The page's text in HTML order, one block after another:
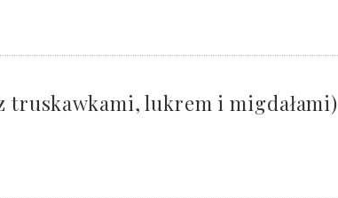
truskawkami, lukrem i migdałami)